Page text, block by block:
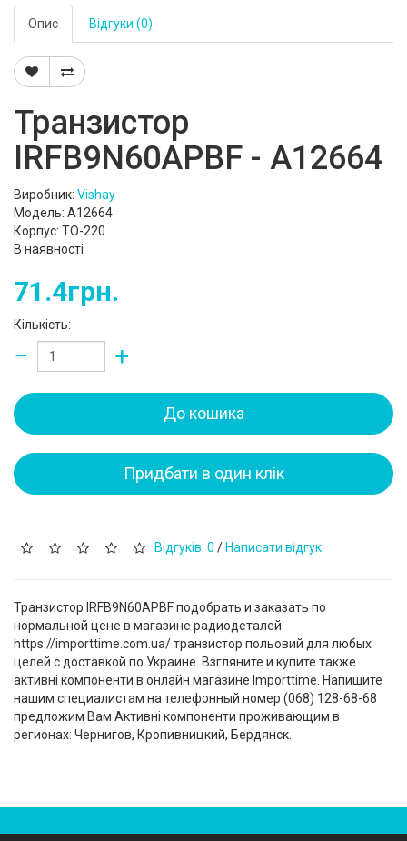
Опис Відгуки (0)
Транзистор
IRFB9N60APBF - A12664
Виробник: Vishay
Модель: A12664
Корпус: TO-220
В наявності
71.4грн.
Кількість:
− +
До кошика
Придбати в один клік
Відгуків: 0 / Написати відгук
Транзистор IRFB9N60APBF подобрать и заказать по
нормальной цене в магазине радиодеталей
https://importtime.com.ua/ транзистор польовий для любых
целей с доставкой по Украине. Взгляните и купите также
активні компоненти в онлайн магазине Importtime. Напишите
нашим специалистам на телефонный номер (‎068) 128-68-68
предложим Вам Активні компоненти проживающим в
регионах: Чернигов, Кропивницкий, Бердянск.